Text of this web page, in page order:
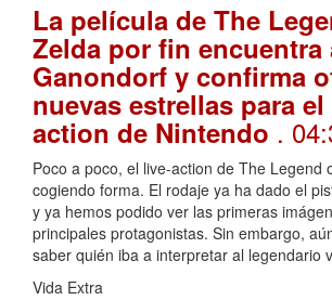
La película de The
Zelda por fin encuentra
Ganondorf y confirma
nuevas estrellas para
action de Nintendo .
Poco a poco, el live-action de The Legend
cogiendo forma. El rodaje ya ha dado el
y ya hemos podido ver las primeras
principales protagonistas. Sin embargo,
saber quién iba a interpretar al legendario
Vida Extra